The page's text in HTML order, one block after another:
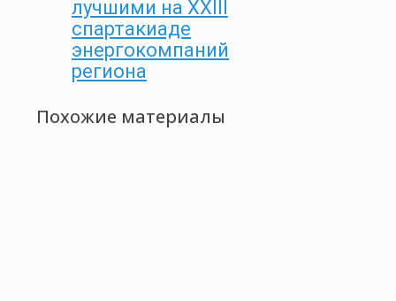
лучшими на XXIII
спартакиаде
энергокомпаний
региона
Похожие материалы